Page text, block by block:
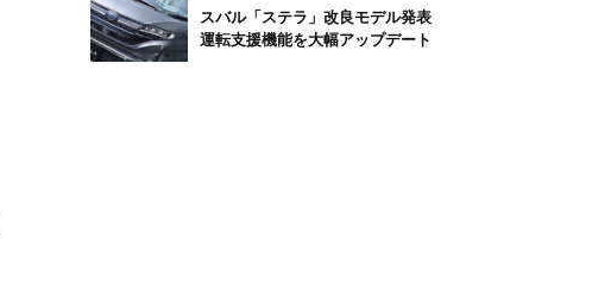
スバル「ステラ」改良モデル発表
運転支援機能を大幅アップデート